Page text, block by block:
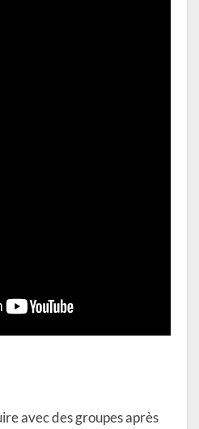
avec des groupes après